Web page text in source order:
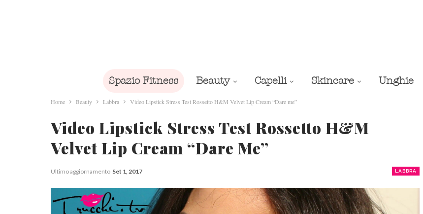
Spazio Fitness Beauty Capelli Skincare Unghie
Home Beauty Labbra Video Lipstick Stress Test Rossetto H&M Velvet Lip Cream “Dare me”
Video Lipstick Stress Test Rossetto H&M
Velvet Lip Cream “Dare Me”
LABBRA
Ultimo aggiornamento Set 1, 2017